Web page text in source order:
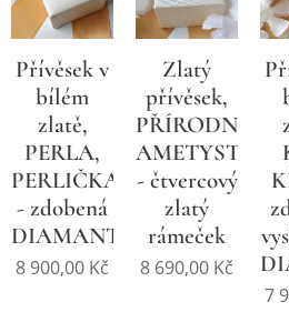
Přívěsek v
bílém
zlatě,
PERLA,
PERLIČKA
- zdobená
DIAMANTEM
8 900,00 Kč
Zlatý
přívěsek,
PŘÍRODNÍ
AMETYST
- čtvercový
zlatý
rámeček
8 690,00 Kč
7